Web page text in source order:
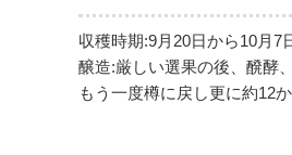
収穫時期:9月20日から10月7
醸造:厳しい選果の後、醗酵
もう一度樽に戻し更に約12